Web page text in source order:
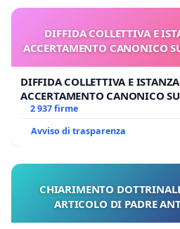
DIFFIDA COLLETTIVA E
ACCERTAMENTO CANONICO
DIFFIDA COLLETTIVA E
ACCERTAMENTO CANONICO
2 937 firme
Avviso di trasparenza
CHIARIMENTO
ARTICOLO DI PADRE